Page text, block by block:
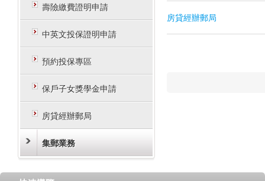
壽險繳費證明申請
中英文投保證明申請
預約投保專區
保戶子女獎學金申請
房貸經辦郵局
集郵業務
房貸經辦郵局